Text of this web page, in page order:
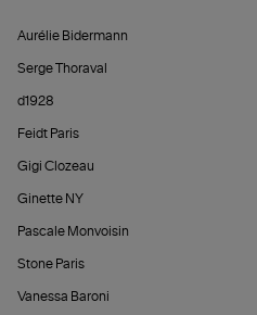
Aurélie Bidermann
Serge Thoraval
d1928
Feidt Paris
Gigi Clozeau
Ginette NY
Pascale Monvoisin
Stone Paris
Vanessa Baroni